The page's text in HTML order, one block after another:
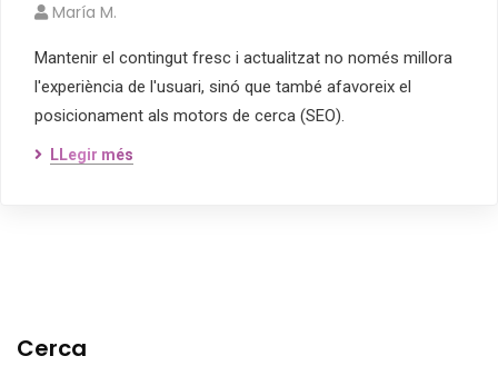
María M.
Mantenir el contingut fresc i actualitzat no només millora
l'experiència de l'usuari, sinó que també afavoreix el
posicionament als motors de cerca (SEO).
LLegir més
Cerca